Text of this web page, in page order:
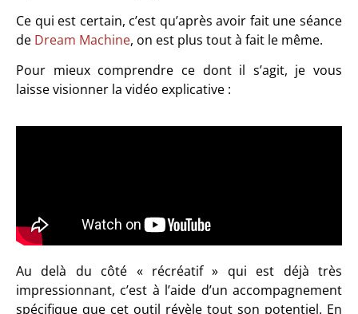
Ce qui est certain, c’est qu’après avoir fait une séance
de Dream Machine, on est plus tout à fait le même.
Pour mieux comprendre ce dont il s’agit, je vous
laisse visionner la vidéo explicative :
Au delà du côté « récréatif » qui est déjà très
impressionnant, c’est à l’aide d’un accompagnement
spécifique que cet outil révèle tout son potentiel. En